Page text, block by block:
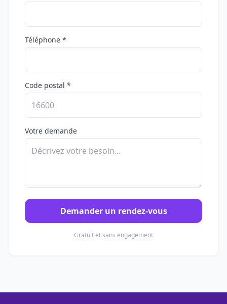
Téléphone *
Code postal *
Votre demande
Demander un rendez-vous
Gratuit et sans engagement